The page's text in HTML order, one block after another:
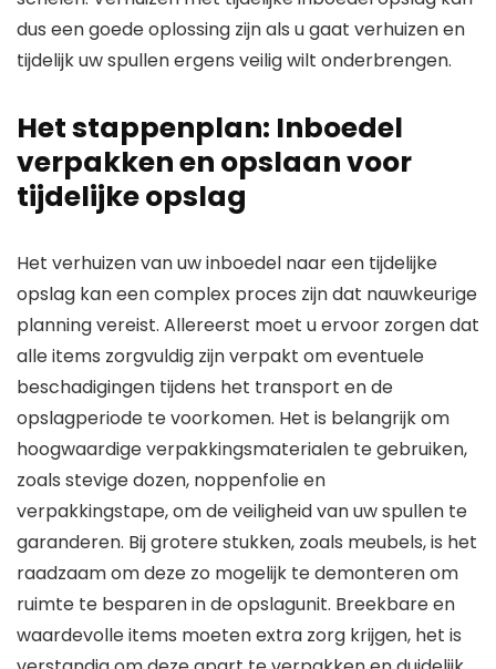
dus een goede oplossing zijn als u gaat verhuizen en
tijdelijk uw spullen ergens veilig wilt onderbrengen.
Het stappenplan: Inboedel
verpakken en opslaan voor
tijdelijke opslag
Het verhuizen van uw inboedel naar een tijdelijke
opslag kan een complex proces zijn dat nauwkeurige
planning vereist. Allereerst moet u ervoor zorgen dat
alle items zorgvuldig zijn verpakt om eventuele
beschadigingen tijdens het transport en de
opslagperiode te voorkomen. Het is belangrijk om
hoogwaardige verpakkingsmaterialen te gebruiken,
zoals stevige dozen, noppenfolie en
verpakkingstape, om de veiligheid van uw spullen te
garanderen. Bij grotere stukken, zoals meubels, is het
raadzaam om deze zo mogelijk te demonteren om
ruimte te besparen in de opslagunit. Breekbare en
waardevolle items moeten extra zorg krijgen, het is